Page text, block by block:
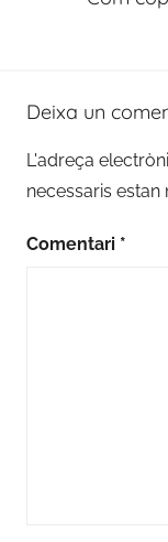
Deixa un
L'adreça
necessaris
Comentari *